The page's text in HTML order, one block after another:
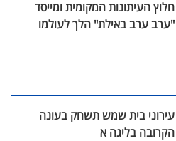
חלוץ העיתונות המקומית ומייסד
"ערב ערב באילת" הלך לעולמו
עירוני בית שמש תשחק בעונה
הקרובה בליגה א